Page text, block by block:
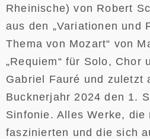
Rheinische) von Robert
aus den „Variationen und
Thema von Mozart“ von
„Requiem“ für Solo, Chor
Gabriel Fauré und zuletzt
Bucknerjahr 2024 den 1.
Sinfonie. Alles Werke, die
faszinierten und die sich